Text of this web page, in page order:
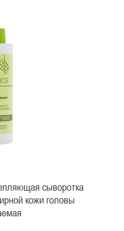
сыворотка
кожи головы